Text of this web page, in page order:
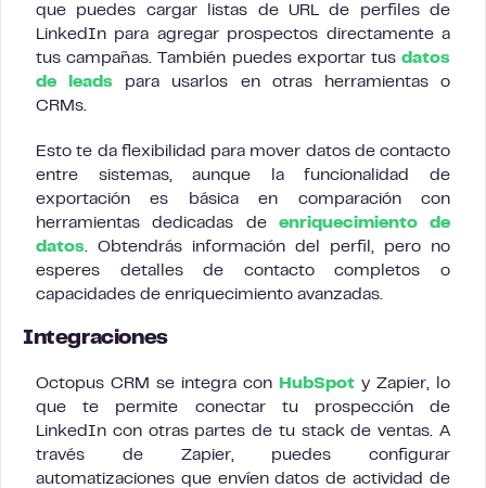
que puedes cargar listas de URL de perfiles de
LinkedIn para agregar prospectos directamente a
tus campañas. También puedes exportar tus datos
de leads para usarlos en otras herramientas o
CRMs.
Esto te da flexibilidad para mover datos de contacto
entre sistemas, aunque la funcionalidad de
exportación es básica en comparación con
herramientas dedicadas de enriquecimiento de
datos. Obtendrás información del perfil, pero no
esperes detalles de contacto completos o
capacidades de enriquecimiento avanzadas.
Integraciones
Octopus CRM se integra con HubSpot y Zapier, lo
que te permite conectar tu prospección de
LinkedIn con otras partes de tu stack de ventas. A
través de Zapier, puedes configurar
automatizaciones que envíen datos de actividad de